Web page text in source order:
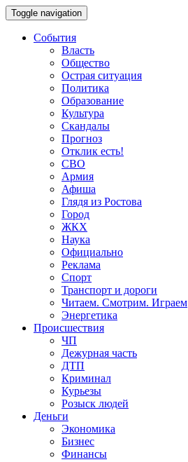
Toggle navigation
События
Власть
Общество
Острая ситуация
Политика
Образование
Культура
Скандалы
Прогноз
Отклик есть!
СВО
Армия
Афиша
Глядя из Ростова
Город
ЖКХ
Наука
Официально
Реклама
Спорт
Транспорт и дороги
Читаем. Смотрим. Играем
Энергетика
Происшествия
ЧП
Дежурная часть
ДТП
Криминал
Курьезы
Розыск людей
Деньги
Экономика
Бизнес
Финансы